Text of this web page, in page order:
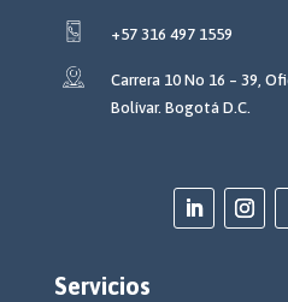
+57 316 497 1559
Carrera 10 No 16 – 39,
Bolívar. Bogotá D.C.
Servicios